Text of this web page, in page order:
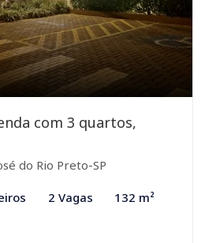
com 3 quartos,
do Rio Preto-SP
2 Vagas 132 m²